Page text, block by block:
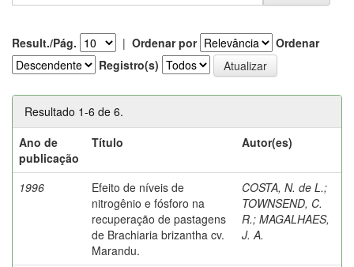
Result./Pág. | Ordenar por
Ordenar
Registro(s)
Resultado 1-6 de 6.
Ano de
publicação
Título Autor(es)
1996
Efeito de níveis de
nitrogênio e fósforo na
recuperação de pastagens
de Brachiaria brizantha cv.
Marandu.
COSTA, N. de L.;
TOWNSEND, C.
R.; MAGALHAES,
J. A.